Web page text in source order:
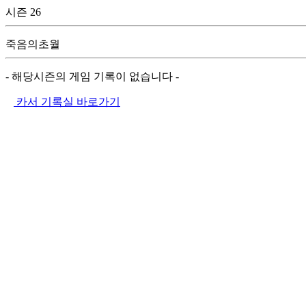
시즌 26
죽음의초월
- 해당시즌의 게임 기록이 없습니다 -
카서 기록실 바로가기